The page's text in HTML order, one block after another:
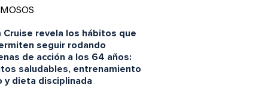
Cruise revela los hábitos que
seguir rodando
de acción a los 64 años:
saludables, entrenamiento
y dieta disciplinada